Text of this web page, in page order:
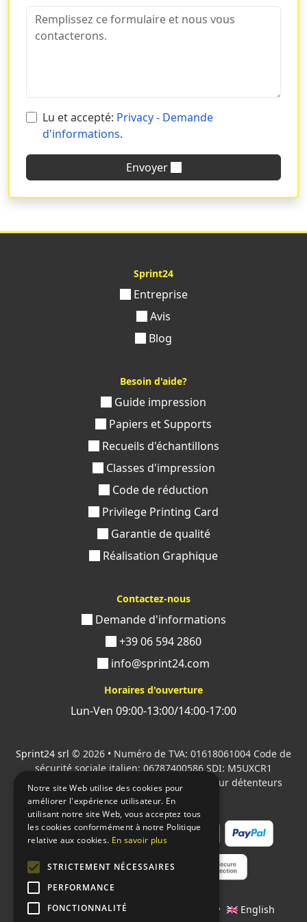
Lu et accepté: Privacy - Demande
d'informations.
Envoyer
Sprint24
Entreprise
Avis
Blog
Besoin d'aide?
Guide impression
Papiers et Supports
Recueils d'échantillons
Classes d'impression
Code de réduction
Privilege Printing Card
Garantie de qualité
Réalisation Graphique
Contactez-nous
Demande d'informations
+39 06 594 2860
info@sprint24.com
Horaires d'ouverture
Lun-Ven 09:00-13:00/14:00-17:00
Sprint24 srl © 2026 • Numéro de TVA: 01618061004 Code de
sécurité sociale italien: 06787400586 SDI: M5UXCR1
Tous les logos cités sont la propriété de leur détenteurs
respectifs.
Langages: 🇮🇹 Italiano • 🇬🇧 English
Notre site Web utilise des cookies pour
améliorer l'expérience utilisateur. En
utilisant notre site Web, vous acceptez tous
les cookies conformément à notre Politique
relative aux cookies. En savoir plus
STRICTEMENT NÉCESSAIRES
PERFORMANCE
FONCTIONNALITÉ